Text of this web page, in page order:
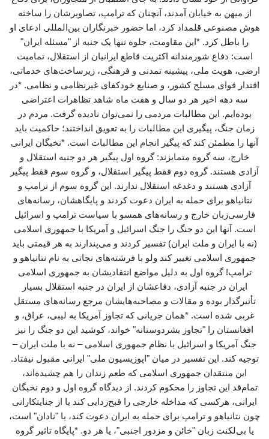
از میهن به خیابان آمدند، آنچنان که ترامپ، تصاویرشان را ساخته
هوش مصنوعی قلمداد کرد، اما حضور خبرنگاران بین‌المللی ادعای او
را باطل کرد. *این مقاومت، جلوه تنها یک جنبه از "مسئله ایران"
است: دفاع شورمندانه اکثریت قاطع ایرانیان از استقلال، تمامیت
ارضی، هویت ملی، پیشینه تمدنی و فرهنگی، زیرساخت‌های خدماتی،
اقتدار قوای مسلح کشور، و صنایع خودکفای غیرنظامی و نظامی. *در
سه دهه اخیر هر دو سال و هفت ماه شاهد تظاهرات اعتراضی
بوده‌ایم. این مطالبات مردمی را نمی‌توان نادیده گرفت. مردم در
زمان جنگ، پیگیری این مطالبات را به تعویق انداختند؛ حاکمیت باید
آنها را مطمئن کند که پیگیر انجام این مطالبات است. *نخبگان ایرانی
خارج، سه گروه متمایزند: گروه اول پیگیر هر دو جنبه استقلال و
آزادی هستند. گروه دوم فقط پیگیر استقلال، و گروه سوم فقط پیگیر
آزادی هستند و دغدغه استقلال ندارند. این گروه سوم از ترامپ و
نتانیاهو برای حمله به ایران دعوت کردند و پایگاهشان، رسانه‌های
فارسی‌زبان خارج و رسانه‌های همسو با سیاست ترامپ و اسرائیل
است. آنها این دو جنگ را جنگ اسرائیل و آمریکا با جمهوری اسلامی
(نه با ایران و ملت ایران) تفسیر کردند و می‌پندارند به هر قیمتی باید
جمهوری اسلامی تغییر کند ولو با فرشته‌های نجاتی به نام نتانیاهو و
ترامپ! گروه اول به دلیل مواضع انتقادیشان به جمهوری اسلامی
ایران در جنبه آزادی، دفاعشان از ایران در جنبه استقلال بسیار
تأثیرگذار بوده و مقالات و مصاحبه‌هایشان مرجع رسانه‌های مستقل
غربی شده است. *همان جریانی که تجاوز آمریکا به لیبی، عراق، و
افغانستان را "تجاوز بشردوستانه" خواند، کوشید این دو جنگ را نیز
جنگ آمریکا و اسرائیل با نظام جمهوری اسلامی – نه با ملت ایران –
توجیه کند. این تفسیر در میان "اپوزیسیون ملی" ایرانی مقبول نیفتاد.
این منتقدان جمهوری اسلامی که طعم زندان را هم چشیده‌اند،
تمام‌قد این تجاوز را محکوم کردند. از دیدگاه گروه اول و دوم نخبگان
ایرانی، هرکسی که مداخله خارجی را قبح‌زدایی کند یا از جنایتکارانی
چون نتانیاهو و ترامپ برای حمله به ایران دعوت کند، یا "نادان" است،
یا بی‌لکنت زبان "خائن و مزدور اجنبی"، یا هر دو. *پایگاه تاثیر گروه